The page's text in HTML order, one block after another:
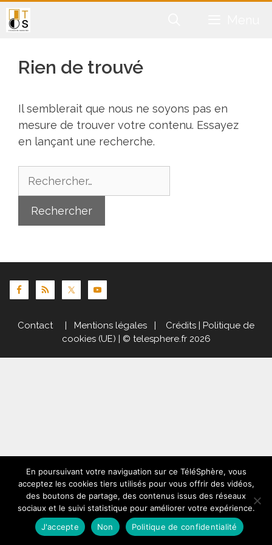
Aller
au
Rien de trouvé
Il semblerait que nous ne soyons pas en
mesure de trouver votre contenu. Essayez
en lançant une recherche.
Rechercher :
Contact| Mentions légales | Crédits | Politique de
cookies (UE) | © telesphere.fr 2026
En poursuivant votre naviguation sur ce TéléSphère, vous
acceptez les cookies tiers utilisés pour vous offrir des vidéos,
des boutons de partage, des contenus issus des réseaux
sociaux et le suivi statistique pour améliorer votre expérience.
J'accepte
Non Politique de confidentialité